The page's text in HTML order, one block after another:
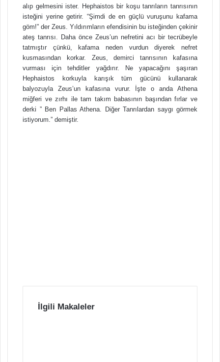
alıp gelmesini ister. Hephaistos bir koşu tanrıların tanrısının
isteğini yerine getirir. “Şimdi de en güçlü vuruşunu kafama
göm!” der Zeus. Yıldırımların efendisinin bu isteğinden çekinir
ateş tanrısı. Daha önce Zeus’un nefretini acı bir tecrübeyle
tatmıştır çünkü, kafama neden vurdun diyerek nefret
kusmasından korkar. Zeus, demirci tanrısının kafasına
vurması için tehditler yağdırır. Ne yapacağını şaşıran
Hephaistos korkuyla karışık tüm gücünü kullanarak
balyozuyla Zeus’un kafasına vurur. İşte o anda Athena
miğferi ve zırhı ile tam takım babasının başından fırlar ve
derki ” Ben Pallas Athena. Diğer Tanrılardan saygı görmek
istiyorum.” demiştir.
İlgili Makaleler